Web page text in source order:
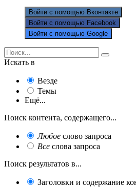
Войти с помощью Вконтакте
Войти с помощью Facebook
Войти с помощью Google
Искать в
Везде
Темы
Ещё...
Поиск контента, содержащего...
Любое слово запроса
Все слова запроса
Поиск результатов в...
Заголовки и содержание